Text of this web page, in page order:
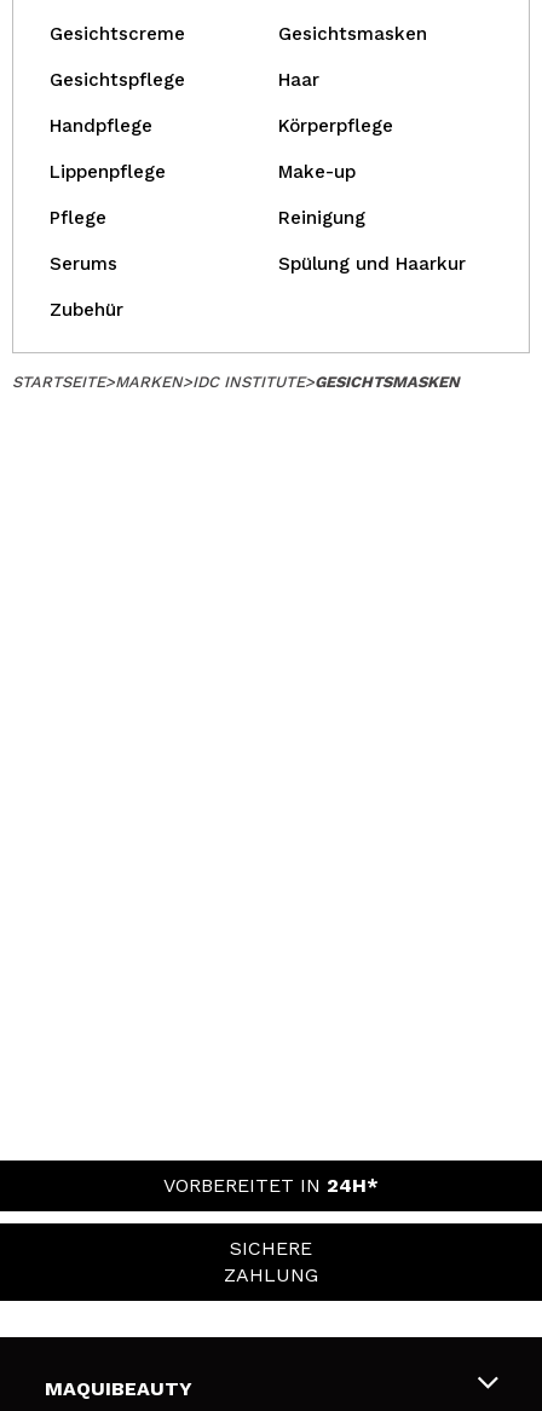
Gesichtscreme Gesichtsmasken
Gesichtspflege Haar
Handpflege Körperpflege
Lippenpflege Make-up
Pflege Reinigung
Serums Spülung und Haarkur
Zubehür
STARTSEITE>MARKEN>IDC INSTITUTE>GESICHTSMASKEN
VORBEREITET IN 24H*
SICHERE
ZAHLUNG
MAQUIBEAUTY